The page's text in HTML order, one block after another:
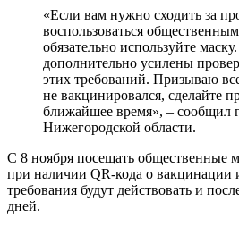
«Если вам нужно сходить за
воспользоваться
обязательно используйте
дополнительно усилены
этих требований. Призываю
не вакцинировался, сделайте
ближайшее время», – сообщил
Нижегородской области.
С 8 ноября посещать общественные
при наличии QR-кода о вакцинации
требования будут действовать и
дней.